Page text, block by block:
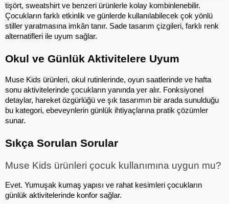
tişört, sweatshirt ve benzeri ürünlerle kolay kombinlenebilir.
Çocukların farklı etkinlik ve günlerde kullanılabilecek çok yönlü
stiller yaratmasına imkân tanır. Sade tasarım çizgileri, farklı renk
alternatifleri ile uyum sağlar.
Okul ve Günlük Aktivitelere Uyum
Muse Kids ürünleri, okul rutinlerinde, oyun saatlerinde ve hafta
sonu aktivitelerinde çocukların yanında yer alır. Fonksiyonel
detaylar, hareket özgürlüğü ve şık tasarımın bir arada sunulduğu
bu kategori, ebeveynlerin günlük ihtiyaçlarına pratik çözümler
sunar.
Sıkça Sorulan Sorular
Muse Kids ürünleri çocuk kullanımına uygun mu?
Evet. Yumuşak kumaş yapısı ve rahat kesimleri çocukların
günlük aktivitelerinde konfor sağlar.